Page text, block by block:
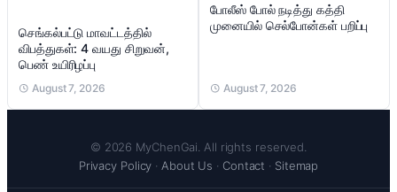
செங்கல்பட்டு மாவட்டத்தில்
விபத்துகள்: 4 வயது சிறுவன்,
பெண் உயிரிழப்பு
August 7, 2026
போலீஸ் போல் நடித்து கத்தி
முனையில் செல்போன்கள் பறிப்பு
August 7, 2026
© 2026 MyChenGai. All rights reserved.
Privacy Policy · About Us · Contact · Sitemap